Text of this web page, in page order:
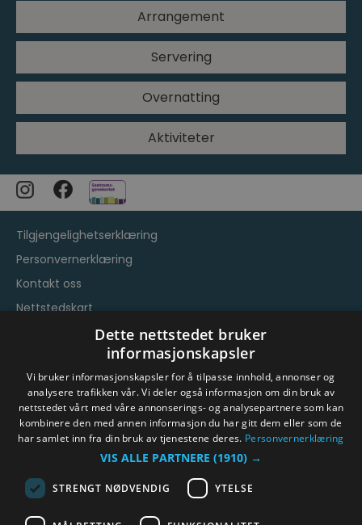
Arrangement
Servering
Overnatting
Aktiviteter
Tilgjengelighetserklæring
Personvernerklæring
Kontakt oss
Nettstedskart
Vilkår og betingelser
© Byen Vår Drammen/Destinasjon Drammen 2026.
Dette nettstedet bruker
informasjonskapsler
Vi bruker informasjonskapsler for å tilpasse innhold, annonser og
analysere trafikken vår. Vi deler også informasjon om din bruk av
nettstedet vårt med våre annonserings- og analysepartnere som kan
kombinere den med annen informasjon du har gitt dem eller som de
har samlet inn fra din bruk av tjenestene deres. Personvernerklæring
VIS ALLE PARTNERE (1910) →
STRENGT NØDVENDIG YTELSE